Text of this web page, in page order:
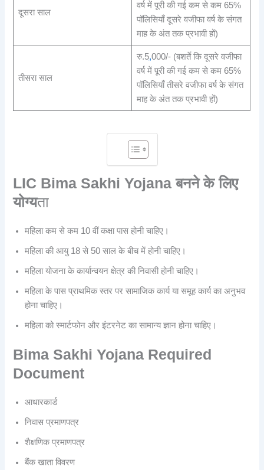
दूसरा साल
वर्ष में पूरी की गई कम से कम 65%
पॉलिसियाँ दूसरे वजीफा वर्ष के संगत
माह के अंत तक प्रभावी हों)
तीसरा साल
रु.5,000/- (बशर्ते कि दूसरे वजीफा
वर्ष में पूरी की गई कम से कम 65%
पॉलिसियाँ तीसरे वजीफा वर्ष के संगत
माह के अंत तक प्रभावी हों)
LIC Bima Sakhi Yojana बनने के लिए
योग्यता
महिला कम से कम 10 वीं कक्षा पास होनी चाहिए।
महिला की आयु 18 से 50 साल के बीच में होनी चाहिए।
महिला योजना के कार्यान्वयन क्षेत्र की निवासी होनी चाहिए।
महिला के पास प्राथमिक स्तर पर सामाजिक कार्य या समूह कार्य का अनुभव
होना चाहिए।
महिला को स्मार्टफोन और इंटरनेट का सामान्य ज्ञान होना चाहिए।
Bima Sakhi Yojana Required
Document
आधारकार्ड
निवास प्रमाणपत्र
शैक्षणिक प्रमाणपत्र
बैंक खाता विवरण